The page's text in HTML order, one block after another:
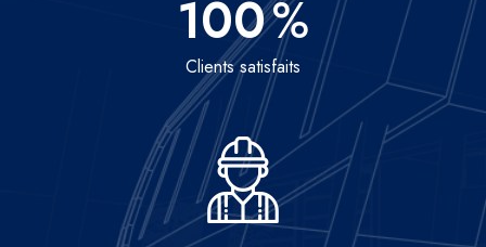
100%
Clients satisfaits